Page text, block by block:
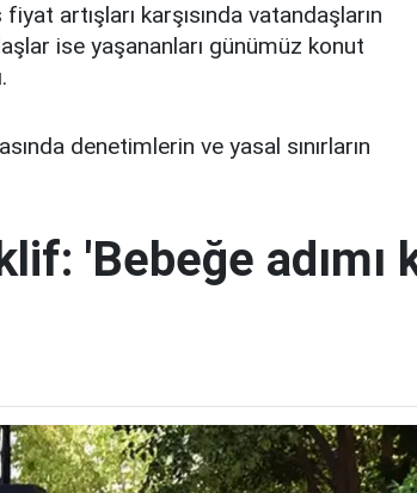
artışları karşısında vatandaşların
ise yaşananları günümüz konut
denetimlerin ve yasal sınırların
'Bebeğe adımı